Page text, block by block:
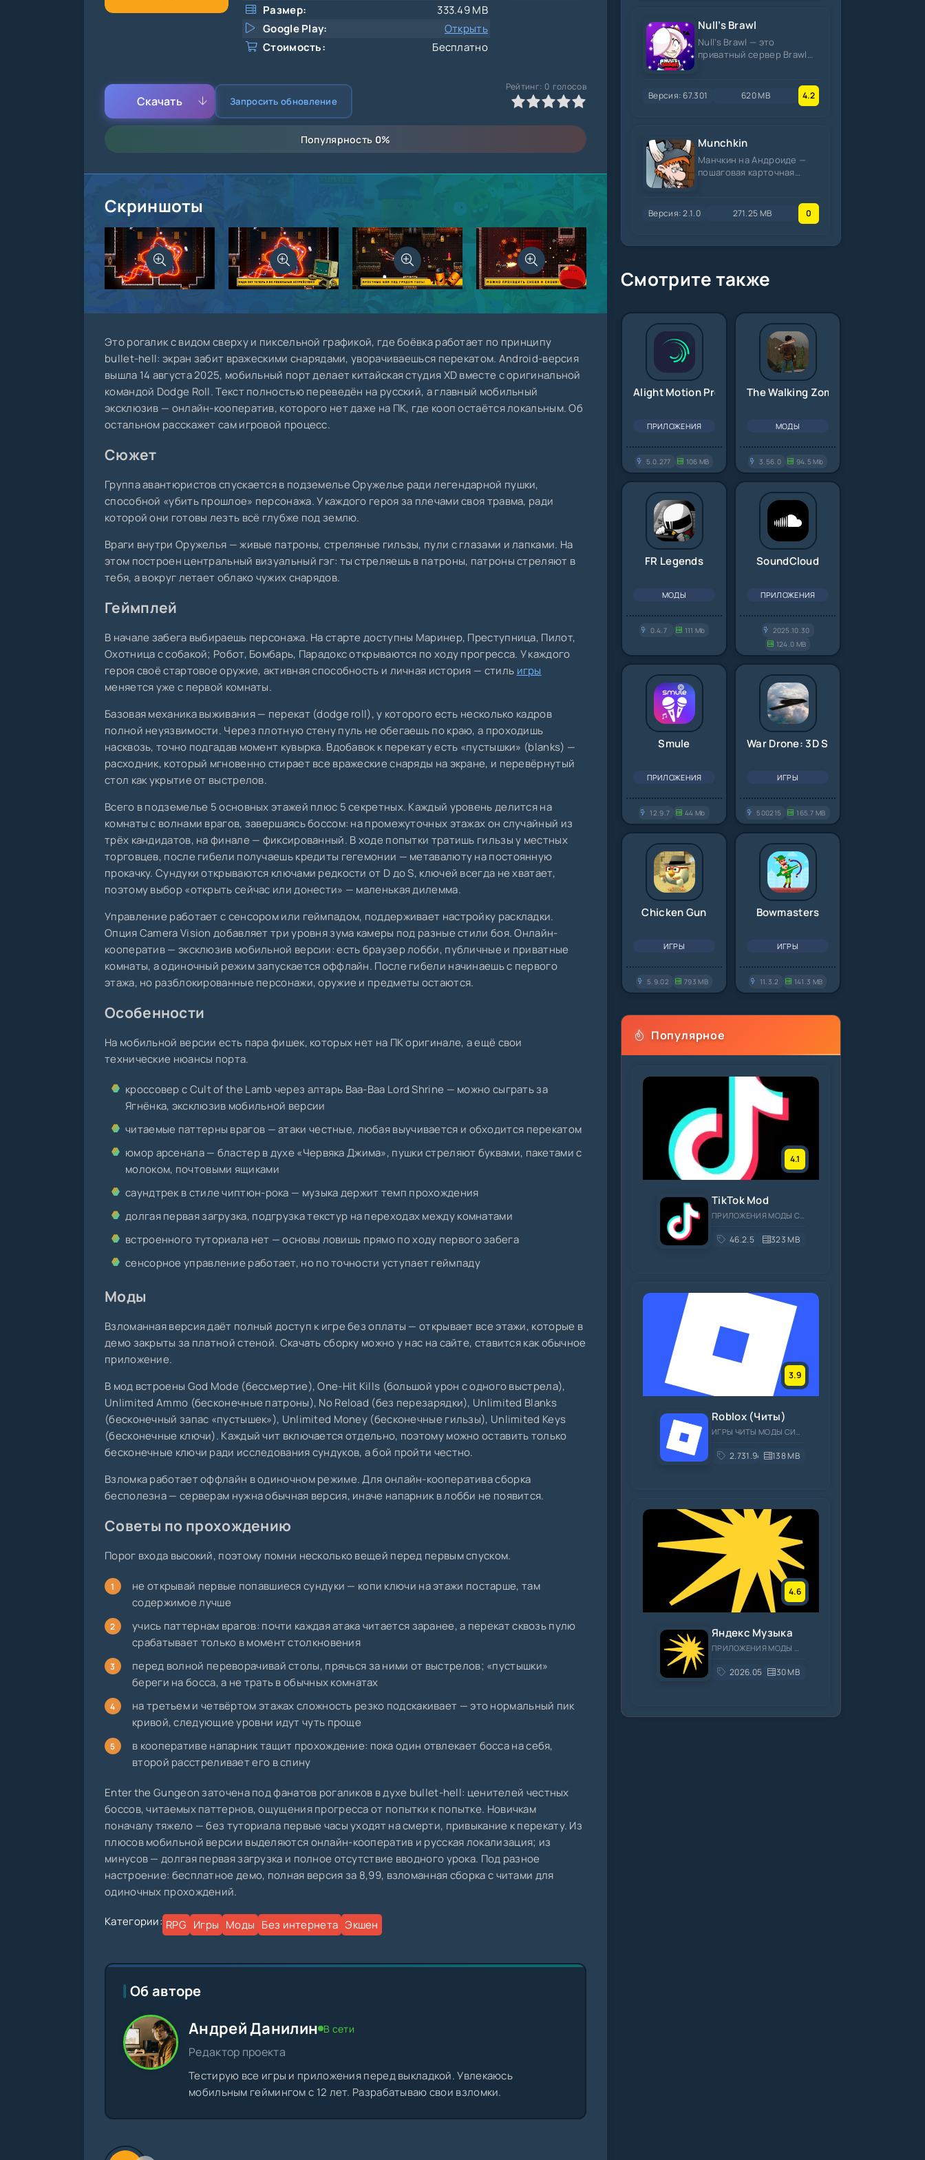
Размер:
333.49 MB
Google Play:
Открыть
Стоимость:
Бесплатно
Скачать Запросить обновление
Рейтинг: 0 голосов
Популярность 0%
Скриншоты
Это рогалик с видом сверху и пиксельной графикой, где боёвка работает по принципу
bullet-hell: экран забит вражескими снарядами, уворачиваешься перекатом. Android-версия
вышла 14 августа 2025, мобильный порт делает китайская студия XD вместе с оригинальной
командой Dodge Roll. Текст полностью переведён на русский, а главный мобильный
эксклюзив — онлайн-кооператив, которого нет даже на ПК, где кооп остаётся локальным. Об
остальном расскажет сам игровой процесс.
Сюжет
Группа авантюристов спускается в подземелье Оружелье ради легендарной пушки,
способной «убить прошлое» персонажа. У каждого героя за плечами своя травма, ради
которой они готовы лезть всё глубже под землю.
Враги внутри Оружелья — живые патроны, стреляные гильзы, пули с глазами и лапками. На
этом построен центральный визуальный гэг: ты стреляешь в патроны, патроны стреляют в
тебя, а вокруг летает облако чужих снарядов.
Геймплей
В начале забега выбираешь персонажа. На старте доступны Маринер, Преступница, Пилот,
Охотница с собакой; Робот, Бомбарь, Парадокс открываются по ходу прогресса. У каждого
героя своё стартовое оружие, активная способность и личная история — стиль игры
меняется уже с первой комнаты.
Базовая механика выживания — перекат (dodge roll), у которого есть несколько кадров
полной неуязвимости. Через плотную стену пуль не обегаешь по краю, а проходишь
насквозь, точно подгадав момент кувырка. Вдобавок к перекату есть «пустышки» (blanks) —
расходник, который мгновенно стирает все вражеские снаряды на экране, и перевёрнутый
стол как укрытие от выстрелов.
Всего в подземелье 5 основных этажей плюс 5 секретных. Каждый уровень делится на
комнаты с волнами врагов, завершаясь боссом: на промежуточных этажах он случайный из
трёх кандидатов, на финале — фиксированный. В ходе попытки тратишь гильзы у местных
торговцев, после гибели получаешь кредиты гегемонии — метавалюту на постоянную
прокачку. Сундуки открываются ключами редкости от D до S, ключей всегда не хватает,
поэтому выбор «открыть сейчас или донести» — маленькая дилемма.
Управление работает с сенсором или геймпадом, поддерживает настройку раскладки.
Опция Camera Vision добавляет три уровня зума камеры под разные стили боя. Онлайн-
кооператив — эксклюзив мобильной версии: есть браузер лобби, публичные и приватные
комнаты, а одиночный режим запускается оффлайн. После гибели начинаешь с первого
этажа, но разблокированные персонажи, оружие и предметы остаются.
Особенности
На мобильной версии есть пара фишек, которых нет на ПК оригинале, а ещё свои
технические нюансы порта.
кроссовер с Cult of the Lamb через алтарь Baa-Baa Lord Shrine — можно сыграть за
Ягнёнка, эксклюзив мобильной версии
читаемые паттерны врагов — атаки честные, любая выучивается и обходится перекатом
юмор арсенала — бластер в духе «Червяка Джима», пушки стреляют буквами, пакетами с
молоком, почтовыми ящиками
саундтрек в стиле чиптюн-рока — музыка держит темп прохождения
долгая первая загрузка, подгрузка текстур на переходах между комнатами
встроенного туториала нет — основы ловишь прямо по ходу первого забега
сенсорное управление работает, но по точности уступает геймпаду
Моды
Взломанная версия даёт полный доступ к игре без оплаты — открывает все этажи, которые в
демо закрыты за платной стеной. Скачать сборку можно у нас на сайте, ставится как обычное
приложение.
В мод встроены God Mode (бессмертие), One-Hit Kills (большой урон с одного выстрела),
Unlimited Ammo (бесконечные патроны), No Reload (без перезарядки), Unlimited Blanks
(бесконечный запас «пустышек»), Unlimited Money (бесконечные гильзы), Unlimited Keys
(бесконечные ключи). Каждый чит включается отдельно, поэтому можно оставить только
бесконечные ключи ради исследования сундуков, а бой пройти честно.
Взломка работает оффлайн в одиночном режиме. Для онлайн-кооператива сборка
бесполезна — серверам нужна обычная версия, иначе напарник в лобби не появится.
Советы по прохождению
Порог входа высокий, поэтому помни несколько вещей перед первым спуском.
не открывай первые попавшиеся сундуки — копи ключи на этажи постарше, там
содержимое лучше
учись паттернам врагов: почти каждая атака читается заранее, а перекат сквозь пулю
срабатывает только в момент столкновения
перед волной переворачивай столы, прячься за ними от выстрелов; «пустышки»
береги на босса, а не трать в обычных комнатах
на третьем и четвёртом этажах сложность резко подскакивает — это нормальный пик
кривой, следующие уровни идут чуть проще
в кооперативе напарник тащит прохождение: пока один отвлекает босса на себя,
второй расстреливает его в спину
Enter the Gungeon заточена под фанатов рогаликов в духе bullet-hell: ценителей честных
боссов, читаемых паттернов, ощущения прогресса от попытки к попытке. Новичкам
поначалу тяжело — без туториала первые часы уходят на смерти, привыкание к перекату. Из
плюсов мобильной версии выделяются онлайн-кооператив и русская локализация; из
минусов — долгая первая загрузка и полное отсутствие вводного урока. Под разное
настроение: бесплатное демо, полная версия за 8,99, взломанная сборка с читами для
одиночных прохождений.
Категории: RPG Игры Моды Без интернета Экшен
Об авторе
Андрей Данилин В сети
Редактор проекта
Тестирую все игры и приложения перед выкладкой. Увлекаюсь
мобильным геймингом с 12 лет. Разрабатываю свои взломки.
Null’s Brawl
Null’s Brawl — это
приватный сервер Brawl
разблокированы
Версия: 67.301 620 MB 4.2
Munchkin
Манчкин на Андроиде —
пошаговая карточная
рубишь
Версия: 2.1.0 271.25 MB 0
Смотрите также
Alight Motion Pro
ПРИЛОЖЕНИЯ
5.0.277 106 MB
The Walking Zombie 2
МОДЫ
3.56.0 94.5 Mb
FR Legends
МОДЫ
0.4.7 111 Mb
SoundCloud
ПРИЛОЖЕНИЯ
2025.10.30
124.0 MB
Smule
ПРИЛОЖЕНИЯ
12.9.7 44 Mb
War Drone: 3D Shooting Games
ИГРЫ
500215 165.7 MB
Chicken Gun
ИГРЫ
5.9.02 793 MB
Bowmasters
ИГРЫ
11.3.2 141.3 MB
Популярное
4.1
TikTok Mod
ПРИЛОЖЕНИЯ МОДЫ СОЦИАЛЬНЫЕ
46.2.5 323 MB
3.9
Roblox (Читы)
ИГРЫ ЧИТЫ МОДЫ СИМУЛЯТОРЫ ОНЛАЙН
2.731.944 138 MB
4.6
Яндекс Музыка
ПРИЛОЖЕНИЯ МОДЫ МУЗЫКА И АУДИО
2026.05.3 30 MB